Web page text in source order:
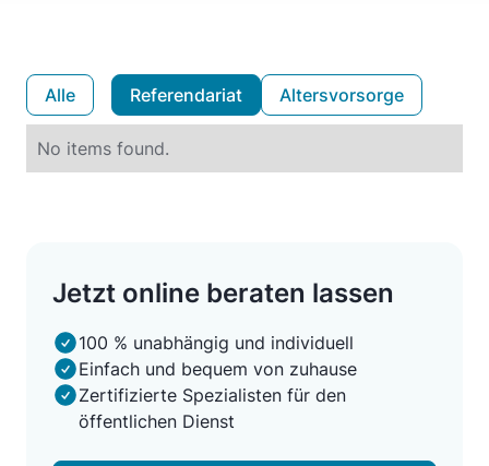
Alle Referendariat Altersvorsorge
No items found.
Jetzt online beraten lassen
100 % unabhängig und individuell
Einfach und bequem von zuhause
Zertifizierte Spezialisten für den
öffentlichen Dienst